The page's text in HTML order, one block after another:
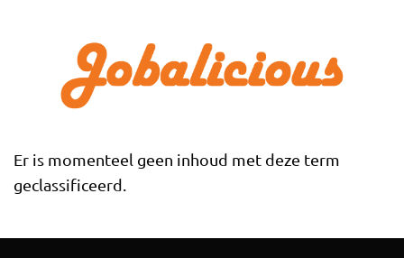
Er is momenteel geen inhoud met deze term
geclassificeerd.